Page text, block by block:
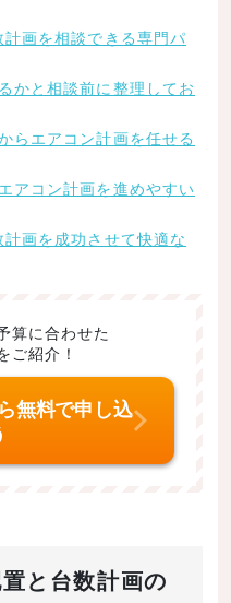
画を相談できる専門パ
かと相談前に整理してお
らエアコン計画を任せる
アコン計画を進めやすい
画を成功させて快適な
算に合わせた
ご紹介！
無料で申し込
と台数計画の